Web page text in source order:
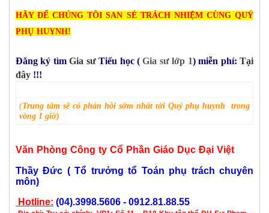
HÃY ĐỂ CHÚNG TÔI SAN SẺ TRÁCH NHIỆM CÙNG QUÝ
PHỤ HUYNH!
Đăng ký tìmGia sưTiểu học (Gia sư lớp 1) miễn phí:Tại
đây !!!
(Trung tâm sẽ có phản hồi sớm nhất tới Quý phụ huynh trong
vòng 1 giờ)
Văn Phòng Công ty Cổ Phần Giáo Dục Đại Việt
Thầy Đức ( Tổ trưởng tổ Toán phụ trách chuyên
môn)
Hotline: (04).3998.5606 - 0912.81.88.55